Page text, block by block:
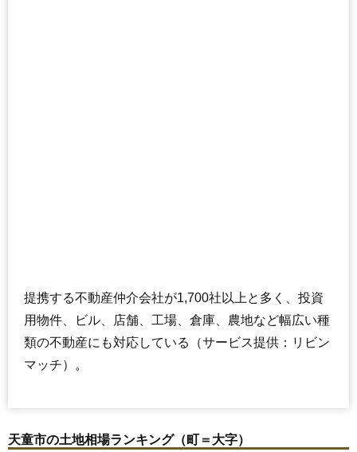
提携する不動産仲介会社が1,700社以上と多く、投資
用物件、ビル、店舗、工場、倉庫、農地など幅広い種
類の不動産にも対応している（サービス提供：リビン
マッチ）。
天童市の土地相場ランキング（町＝大字）